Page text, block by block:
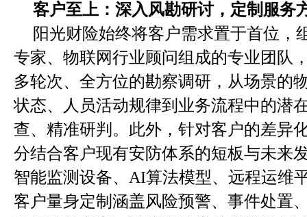
客户至上：深入风勘研讨，定制服务
阳光财险始终将客户需求置于首位，
专家、物联网行业顾问组成的专业团队
多轮次、全方位的勘察调研，从场景的
状态、人员活动规律到业务流程中的潜
查、精准研判。此外，针对客户的差异
分结合客户现有安防体系的短板与未来
智能监测设备、AI算法模型、远程运维
客户量身定制涵盖风险预警、事件处置